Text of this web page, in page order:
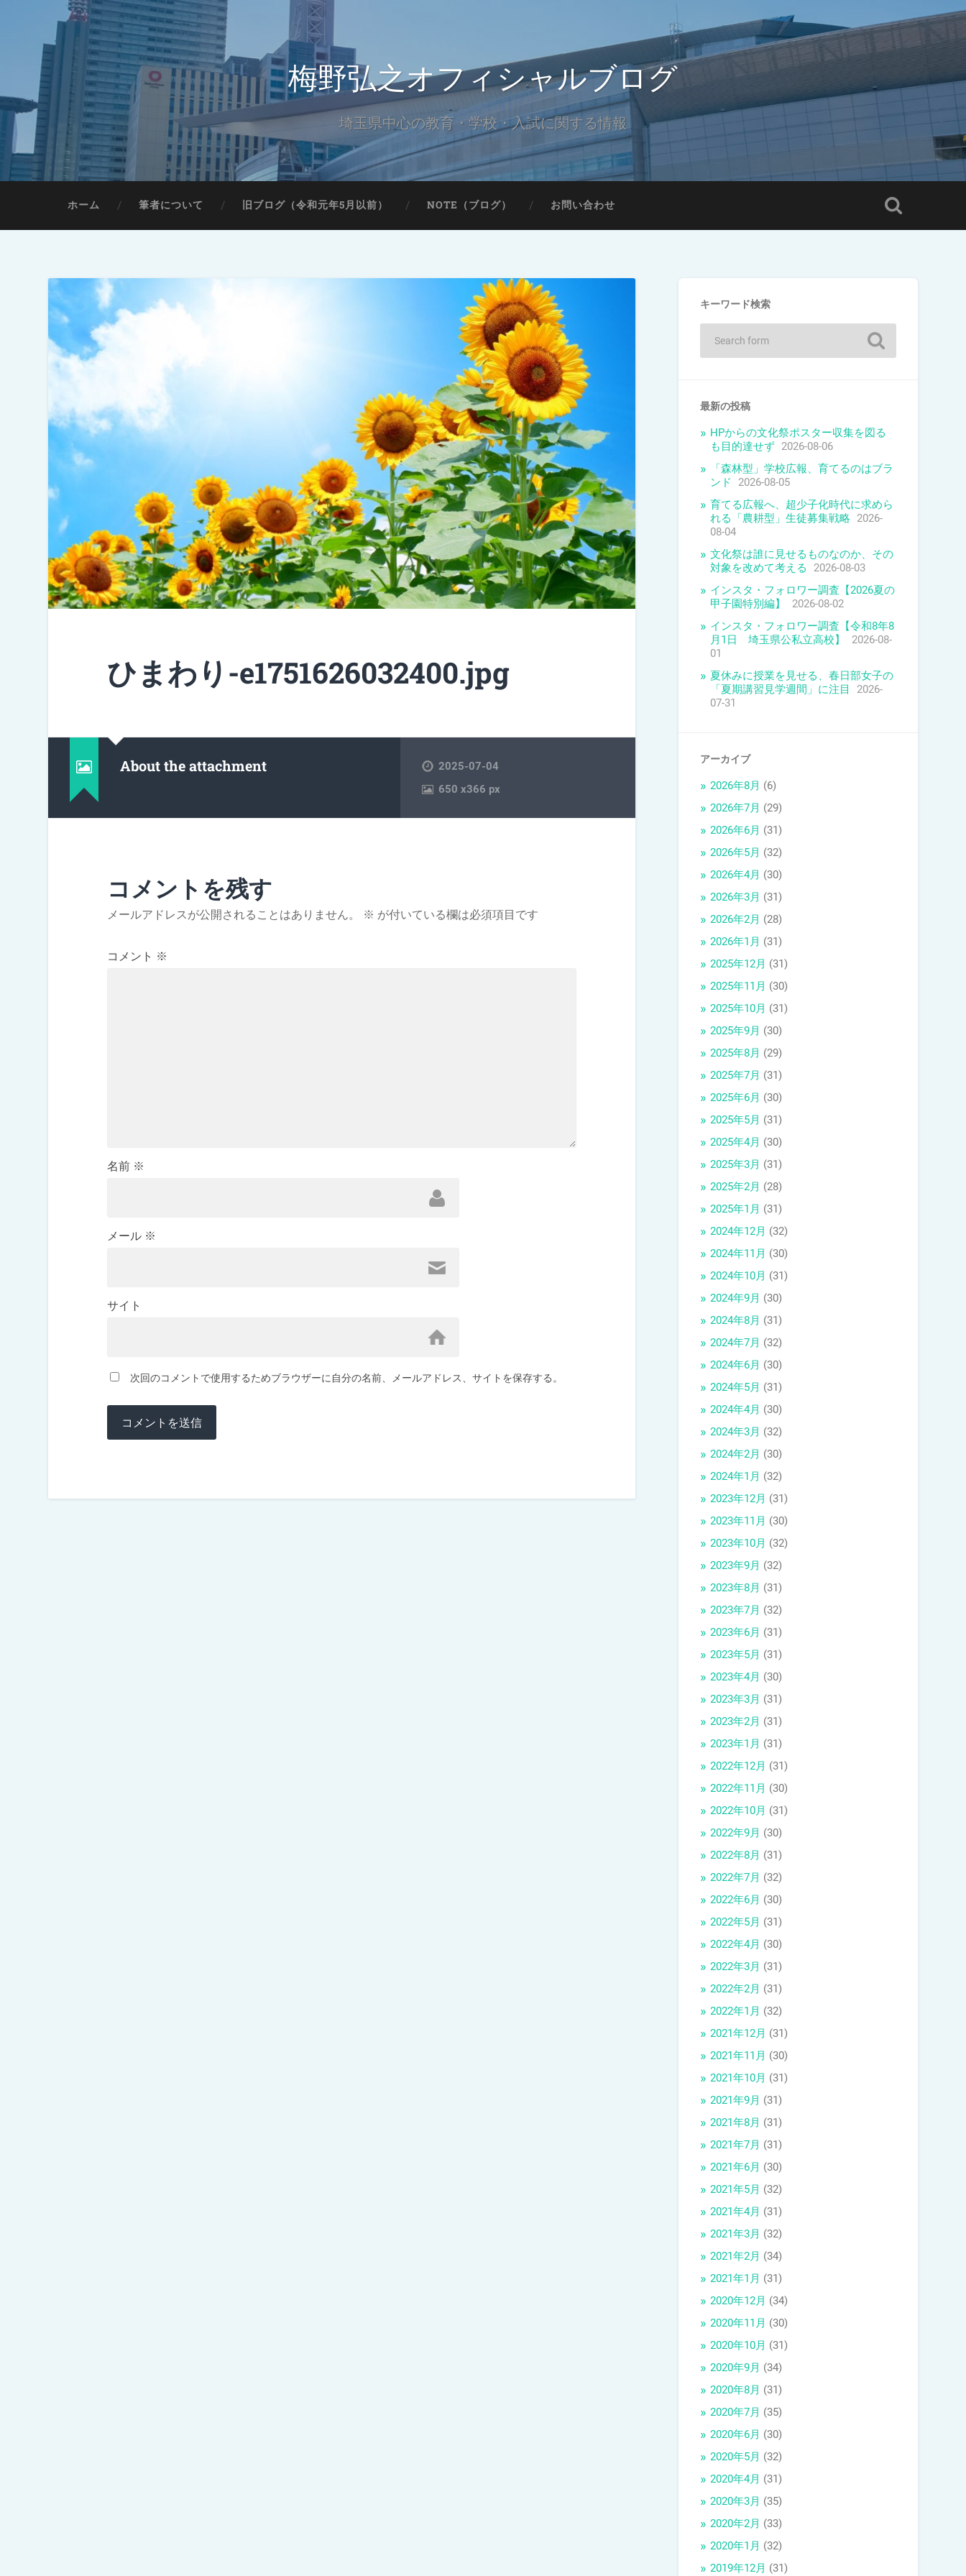
梅野弘之オフィシャルブログ
埼玉県中心の教育・学校・入試に関する情報
ホーム 筆者について 旧ブログ（令和元年5月以前） NOTE（ブログ） お問い合わせ
ひまわり-e1751626032400.jpg
About the attachment
2025-07-04
650x366 px
コメントを残す
メールアドレスが公開されることはありません。 ※ が付いている欄は必須項目です
コメント ※
名前 ※
メール ※
サイト
次回のコメントで使用するためブラウザーに自分の名前、メールアドレス、サイトを保存する。
キーワード検索
最新の投稿
HPからの文化祭ポスター収集を図る
も目的達せず 2026-08-06
「森林型」学校広報、育てるのはブラ
ンド
2026-08-05
育てる広報へ、超少子化時代に求めら
れる「農耕型」生徒募集戦略 2026-
08-04
文化祭は誰に見せるものなのか、その
対象を改めて考える
2026-08-03
インスタ・フォロワー調査【2026夏の
甲子園特別編】
2026-08-02
インスタ・フォロワー調査【令和8年8
月1日 埼玉県公私立高校】
2026-08-
01
夏休みに授業を見せる、春日部女子の
「夏期講習見学週間」に注目
2026-
07-31
アーカイブ
2026年8月 (6)
2026年7月 (29)
2026年6月 (31)
2026年5月 (32)
2026年4月 (30)
2026年3月 (31)
2026年2月 (28)
2026年1月 (31)
2025年12月 (31)
2025年11月 (30)
2025年10月 (31)
2025年9月 (30)
2025年8月 (29)
2025年7月 (31)
2025年6月 (30)
2025年5月 (31)
2025年4月 (30)
2025年3月 (31)
2025年2月 (28)
2025年1月 (31)
2024年12月 (32)
2024年11月 (30)
2024年10月 (31)
2024年9月 (30)
2024年8月 (31)
2024年7月 (32)
2024年6月 (30)
2024年5月 (31)
2024年4月 (30)
2024年3月 (32)
2024年2月 (30)
2024年1月 (32)
2023年12月 (31)
2023年11月 (30)
2023年10月 (32)
2023年9月 (32)
2023年8月 (31)
2023年7月 (32)
2023年6月 (31)
2023年5月 (31)
2023年4月 (30)
2023年3月 (31)
2023年2月 (31)
2023年1月 (31)
2022年12月 (31)
2022年11月 (30)
2022年10月 (31)
2022年9月 (30)
2022年8月 (31)
2022年7月 (32)
2022年6月 (30)
2022年5月 (31)
2022年4月 (30)
2022年3月 (31)
2022年2月 (31)
2022年1月 (32)
2021年12月 (31)
2021年11月 (30)
2021年10月 (31)
2021年9月 (31)
2021年8月 (31)
2021年7月 (31)
2021年6月 (30)
2021年5月 (32)
2021年4月 (31)
2021年3月 (32)
2021年2月 (34)
2021年1月 (31)
2020年12月 (34)
2020年11月 (30)
2020年10月 (31)
2020年9月 (34)
2020年8月 (31)
2020年7月 (35)
2020年6月 (30)
2020年5月 (32)
2020年4月 (31)
2020年3月 (35)
2020年2月 (33)
2020年1月 (32)
2019年12月 (31)